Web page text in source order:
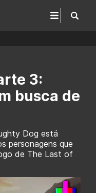
3:
busca de
Dog está
personagens que
de The Last of